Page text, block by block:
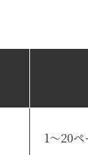
1～20ペ